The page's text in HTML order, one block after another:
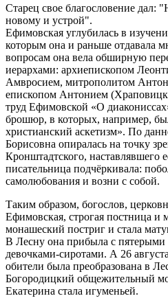
Старец свое благословение дал:
новому и устрой".
Ефимовская углубилась в
которым она и раньше отдавала
вопросам она вела обширную
иерархами: архиепископом
Амвросием, митрополитом
епископом Антонием
труд Ефимовской «О
брошюр, в которых, например,
христианский аскетизм». По
Борисовна опиралась на точку
Кронштадтского, наставлявшего
писательница подчёркивала:
самолюбования и возни с собой.
Таким образом, богослов,
Ефимовская, строгая постница и
монашеский постриг и стала
В Лесну она прибыла с пятерыми
девочками-сиротами. А 26
обители была преобразована в
Богородицкий общежительный
Екатерина стала игуменьей.